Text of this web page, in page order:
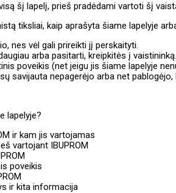
šį lapelį, prieš pradėdami vartoti šį
tiksliai, kaip aprašyta šiame lapelyje
nes vėl gali prireikti jį perskaityti.
arba pasitarti, kreipkitės į vaistininką.
poveikis (net jeigu jis šiame lapelyje
savijauta nepagerėjo arba net
lapelyje?
ir kam jis vartojamas
vartojant IBUPROM
poveikis
ir kita informacija